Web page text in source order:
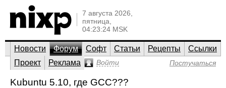
7 августа 2026,
пятница,
04:23:24 MSK
Новости Форум Софт Статьи Рецепты
Ссылки
Проект
Реклама Войти Постучаться
Kubuntu 5.10, где GCC???